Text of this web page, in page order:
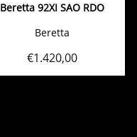
Beretta 92XI SAO RDO
Beretta
€1.420,00